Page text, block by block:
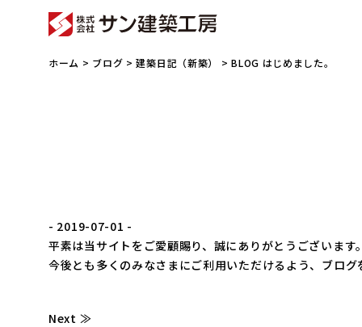
ホーム > ブログ >建築日記（新築） > BLOG はじめました。
- 2019-07-01 -
平素は当サイトをご愛顧賜り、誠にありがとうございます
今後とも多くのみなさまにご利用いただけるよう、ブロ
Next ≫